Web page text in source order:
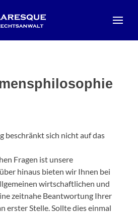
beschränkt sich nicht auf das
Fragen ist unsere
hinaus bieten wir Ihnen bei
wirtschaftlichen und
zeitnahe Beantwortung Ihrer
erster Stelle. Sollte dies einmal